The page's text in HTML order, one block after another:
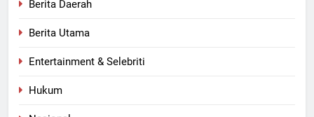
Berita Daerah
Berita Utama
Entertainment & Selebriti
Hukum